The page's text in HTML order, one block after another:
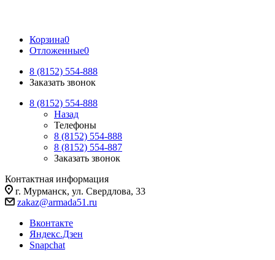
Корзина0
Отложенные0
8 (8152) 554-888
Заказать звонок
8 (8152) 554-888
Назад
Телефоны
8 (8152) 554-888
8 (8152) 554-887
Заказать звонок
Контактная информация
г. Мурманск, ул. Свердлова, 33
zakaz@armada51.ru
Вконтакте
Яндекс.Дзен
Snapchat